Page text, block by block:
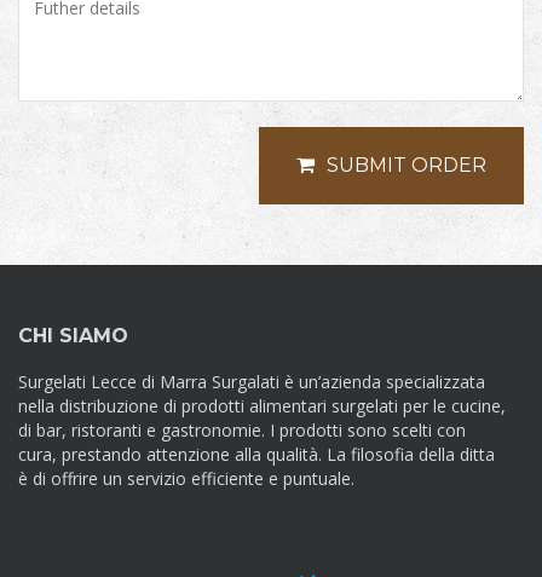
SUBMIT ORDER
CHI SIAMO
Surgelati Lecce di Marra Surgalati è un’azienda specializzata
nella distribuzione di prodotti alimentari surgelati per le cucine,
di bar, ristoranti e gastronomie. I prodotti sono scelti con
cura, prestando attenzione alla qualità. La filosofia della ditta
è di offrire un servizio efficiente e puntuale.